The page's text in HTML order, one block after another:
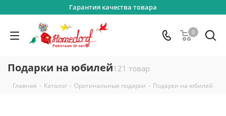
Гарантия качества товара
0
Подарки на юбилей121 товар
Главная - Каталог - Оригинальные подарки - Подарки на юбилей